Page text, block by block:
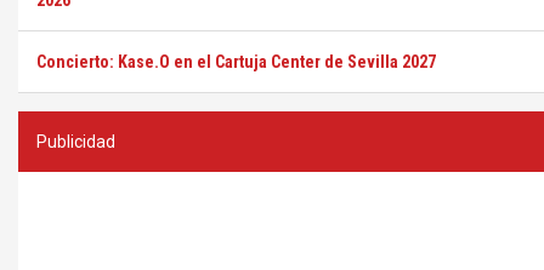
Concierto: Kase.O en el Cartuja Center de Sevilla 2027
Publicidad